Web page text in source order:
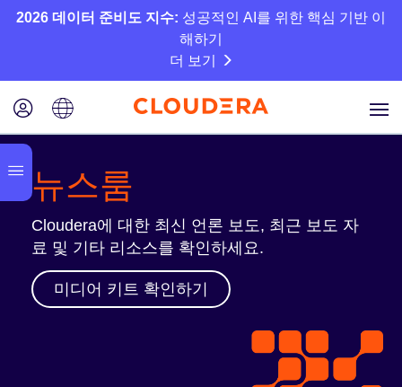
2026 데이터 준비도 지수: 성공적인 AI를 위한 핵심 기반 이
해하기
더 보기
뉴스룸
Cloudera에 대한 최신 언론 보도, 최근 보도 자
료 및 기타 리소스를 확인하세요.
미디어 키트 확인하기